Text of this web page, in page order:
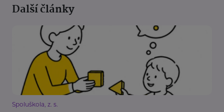
Další články
Spoluškola, z. s.